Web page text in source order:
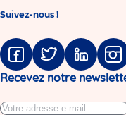
Suivez-nous !
FacebookTwitter Linkedin
Recevez notre